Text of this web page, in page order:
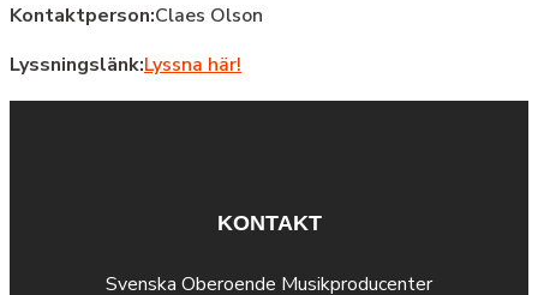
Kontaktperson:Claes Olson
Lyssningslänk:Lyssna här!
KONTAKT
Svenska Oberoende Musikproducenter